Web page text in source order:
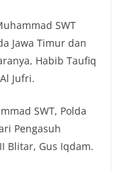
SWT
Jawa Timur dan
Habib Taufiq
Jufri.
SWT, Polda
Pengasuh
Blitar, Gus Iqdam.